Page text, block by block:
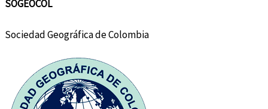
SOGEOCOL
Sociedad Geográfica de Colombia